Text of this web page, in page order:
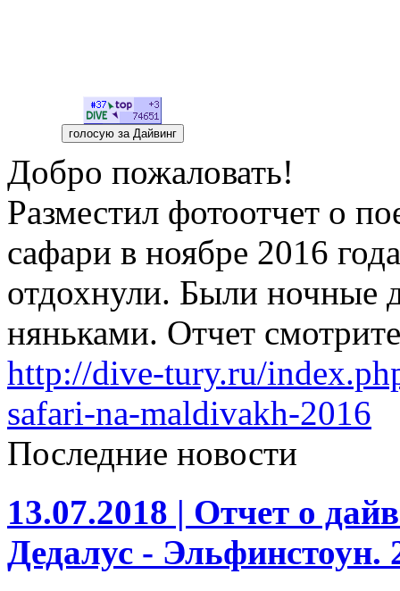
Добро пожаловать!
Разместил фотоотчет о
сафари в ноябре 2016
отдохнули. Были ночные
няньками. Отчет
http://dive-tury.ru/
safari-na-maldivakh-2016
Последние новости
13.07.2018 | Отчет о
Дедалус - Эльфинстоун.